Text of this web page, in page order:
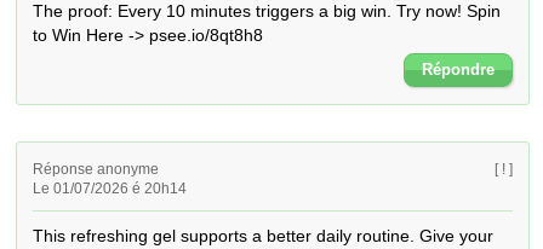
The proof: Every 10 minutes triggers a big win. Try now! Spin
to Win Here -> psee.io/8qt8h8
Répondre
Réponse anonyme
Le 01/07/2026 é 20h14
[ ! ]
This refreshing gel supports a better daily routine. Give your